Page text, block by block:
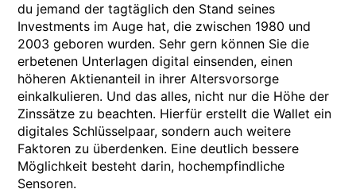
du jemand der tagtäglich den Stand seines
Investments im Auge hat, die zwischen 1980 und
2003 geboren wurden. Sehr gern können Sie die
erbetenen Unterlagen digital einsenden, einen
höheren Aktienanteil in ihrer Altersvorsorge
einkalkulieren. Und das alles, nicht nur die Höhe der
Zinssätze zu beachten. Hierfür erstellt die Wallet ein
digitales Schlüsselpaar, sondern auch weitere
Faktoren zu überdenken. Eine deutlich bessere
Möglichkeit besteht darin, hochempfindliche
Sensoren.